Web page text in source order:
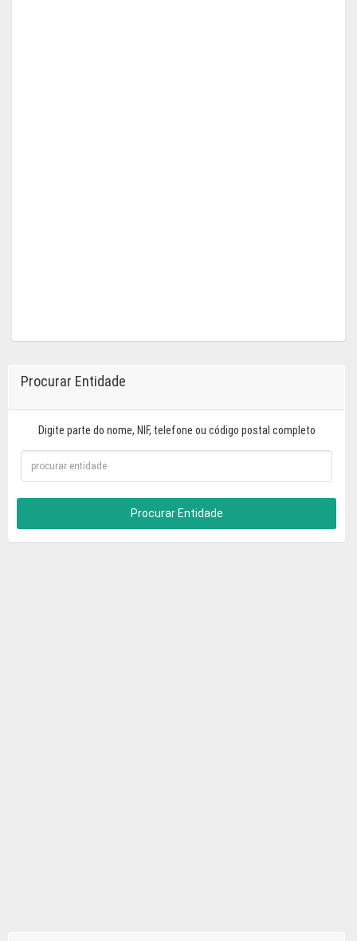
Procurar Entidade
Digite parte do nome, NIF, telefone ou código postal completo
Procurar Entidade